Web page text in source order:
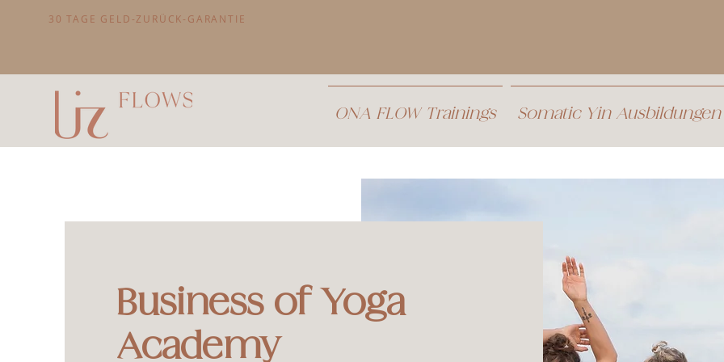
30 TAGE GELD-ZURÜCK-GARANTIE
ONA FLOW Trainings Somatic Yin Ausbildungen
Business of Yoga
Academy